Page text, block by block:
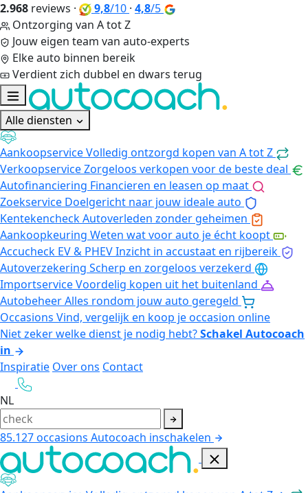
2.968 reviews · 9,8/10 · 4,8/5
Ontzorging van A tot Z
Jouw eigen team van auto-experts
Elke auto binnen bereik
Verdient zich dubbel en dwars terug
Alle diensten
AankoopserviceVolledig ontzorgd kopen van A tot Z
VerkoopserviceZorgeloos verkopen voor de beste deal
Autofinanciering Financieren en leasen op maat
Zoekservice Doelgericht naar jouw ideale auto
KentekencheckAutoverleden zonder geheimen
Aankoopkeuring Weten wat voor auto je écht koopt
Accucheck EV & PHEVInzicht in accustaat en rijbereik
Autoverzekering Scherp en zorgeloos verzekerd
ImportserviceVoordelig kopen uit het buitenland
AutobeheerAlles rondom jouw auto geregeld
Occasions Vind, vergelijk en koop je occasion online
Niet zeker welke dienst je nodig hebt?Schakel Autocoach
in
Inspiratie Over ons Contact
NL
85.127occasions Autocoach inschakelen